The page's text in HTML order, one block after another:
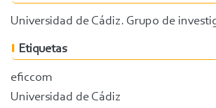
Universidad de Cádiz. Grupo de
Etiquetas
eficcom
Universidad de Cádiz